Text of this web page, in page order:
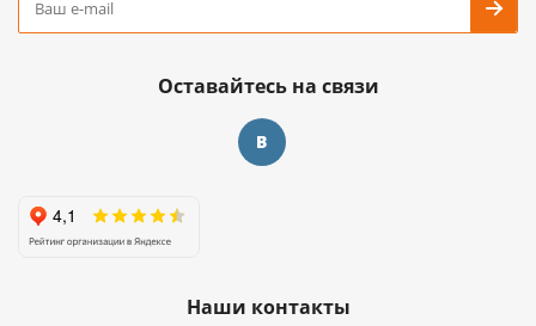
Оставайтесь на связи
Наши контакты